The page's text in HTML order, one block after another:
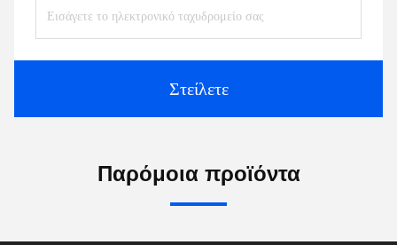
Στείλετε
Παρόμοια προϊόντα